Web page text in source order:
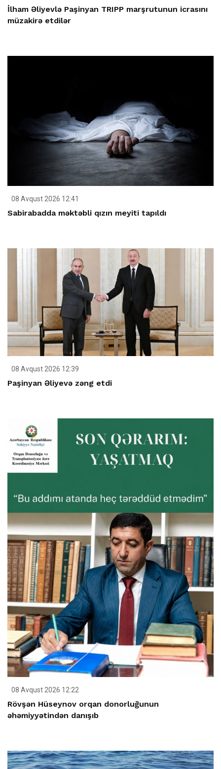
İlham Əliyevlə Paşinyan TRIPP marşrutunun icrasını
müzakirə etdilər
08 Avqust 2026 12:41
Sabirabadda məktəbli qızın meyiti tapıldı
08 Avqust 2026 12:39
Paşinyan Əliyevə zəng etdi
08 Avqust 2026 12:22
Rövşən Hüseynov orqan donorluğunun
əhəmiyyətindən danışıb